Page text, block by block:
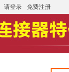
请登录 免费注册